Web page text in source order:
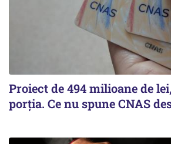
Proiect de 494 milioane de
porția. Ce nu spune CNAS